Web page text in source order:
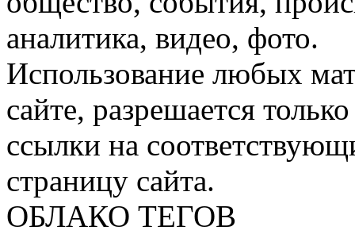
аналитика, видео, фото.
Использование любых
сайте, разрешается
ссылки на
страницу сайта.
ОБЛАКО ТЕГОВ